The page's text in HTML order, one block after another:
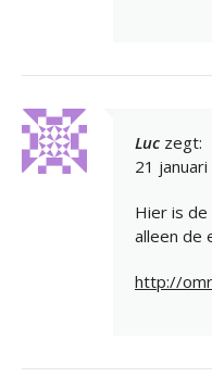
Luc zegt:
21
Hier is
alleen de
http://